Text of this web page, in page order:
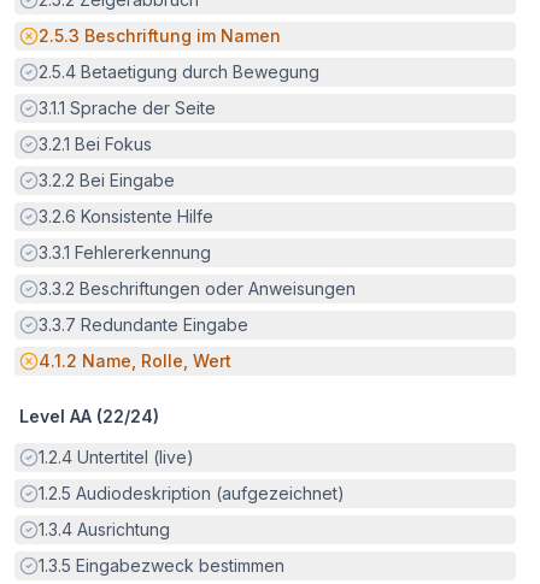
Potenzielle Barriere:
2.5.3 Beschriftung im Namen
Erfüllt:
2.5.4 Betaetigung durch Bewegung
Erfüllt:
3.1.1 Sprache der Seite
Erfüllt:
3.2.1 Bei Fokus
Erfüllt:
3.2.2 Bei Eingabe
Erfüllt:
3.2.6 Konsistente Hilfe
Erfüllt:
3.3.1 Fehlererkennung
Erfüllt:
3.3.2 Beschriftungen oder Anweisungen
Erfüllt:
3.3.7 Redundante Eingabe
Potenzielle Barriere:
4.1.2 Name, Rolle, Wert
Level AA (22/24)
Erfüllt:
1.2.4 Untertitel (live)
Erfüllt:
1.2.5 Audiodeskription (aufgezeichnet)
Erfüllt:
1.3.4 Ausrichtung
Erfüllt:
1.3.5 Eingabezweck bestimmen